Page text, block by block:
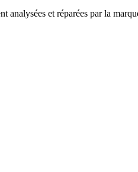
analysées et réparées par la